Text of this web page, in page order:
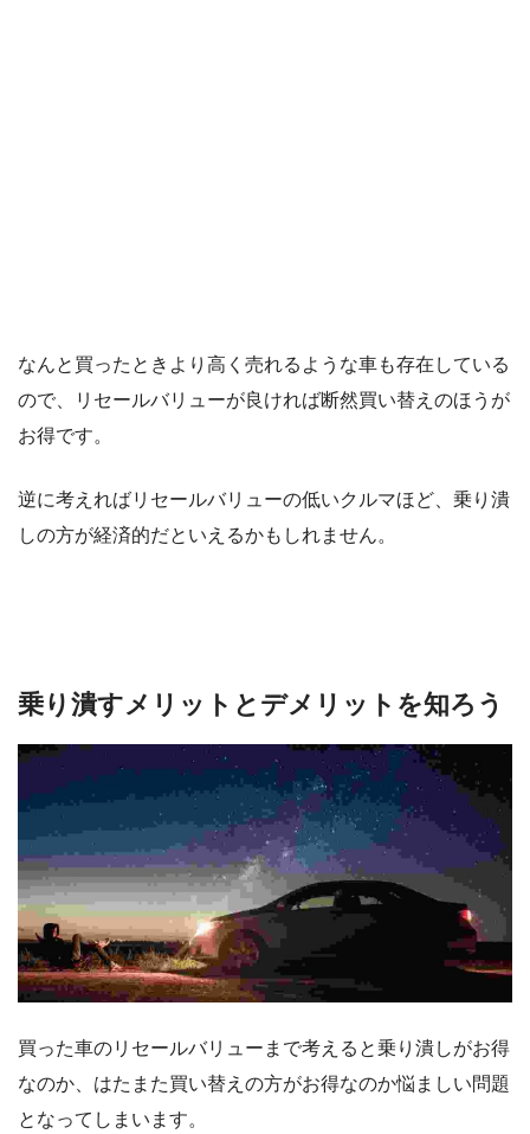
なんと買ったときより高く売れるような車も存在している
ので、リセールバリューが良ければ断然買い替えのほうが
お得です。
逆に考えればリセールバリューの低いクルマほど、乗り潰
しの方が経済的だといえるかもしれません。
乗り潰すメリットとデメリットを知ろう
買った車のリセールバリューまで考えると乗り潰しがお得
なのか、はたまた買い替えの方がお得なのか悩ましい問題
となってしまいます。